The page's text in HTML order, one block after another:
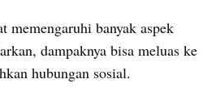
memengaruhi banyak aspek
dampaknya bisa meluas ke
hubungan sosial.